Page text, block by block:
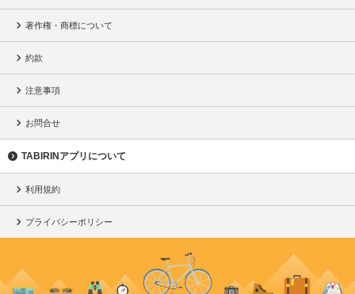
著作権・商標について
約款
注意事項
お問合せ
TABIRINアプリについて
利用規約
プライバシーポリシー